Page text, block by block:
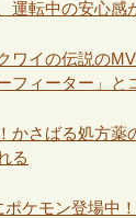
運転中の安心感
ワイの伝説の
フィーター」と
かさばる処方薬
る
ケモン登場中